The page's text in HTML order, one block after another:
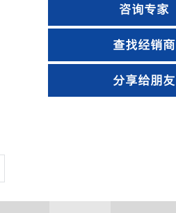
咨询专家
查找经销商
分享给朋友